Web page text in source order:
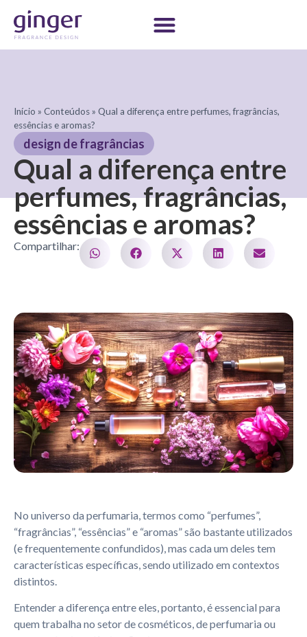
Início » Conteúdos » Qual a diferença entre perfumes, fragrâncias,
essências e aromas?
design de fragrâncias
Qual a diferença entre
perfumes, fragrâncias,
essências e aromas?
Compartilhar:
No universo da perfumaria, termos como “perfumes”,
“fragrâncias”, “essências” e “aromas” são bastante utilizados
(e frequentemente confundidos), mas cada um deles tem
características específicas, sendo utilizado em contextos
distintos.
Entender a diferença entre eles, portanto, é essencial para
quem trabalha no setor de cosméticos, de perfumaria ou